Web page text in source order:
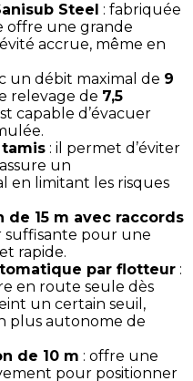
Steel : fabriquée
offre une grande
accrue, même en
un débit maximal de 9
relevage de 7,5
capable d’évacuer
: il permet d’éviter
un
en limitant les risques
de 15 m avec raccords
pour une
rapide.
par flotteur :
en route seule dès
un certain seuil,
plus autonome de
de 10 m : offre une
pour positionner